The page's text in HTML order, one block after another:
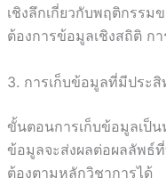
เชิงลึกเกี่ยวกับพฤติกรร
ต้องการข้อมูลเชิงสถิติ ก
3. การเก็บข้อมูลที่มีประ
ขั้นตอนการเก็บข้อมูลเป็
ข้อมูลจะส่งผลต่อผลลัพธ์
ต้องตามหลักวิชาการได้